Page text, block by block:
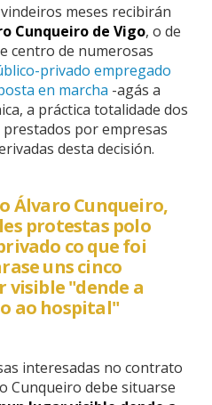
meses recibirán
Cunqueiro de Vigo, o de
centro de numerosas
privado empregado
en marcha -agás a
a práctica totalidade dos
por empresas
desta decisión.
Álvaro Cunqueiro,
protestas polo
co que foi
uns cinco
visible "dende a
ao hospital"
interesadas no contrato
Cunqueiro debe situarse